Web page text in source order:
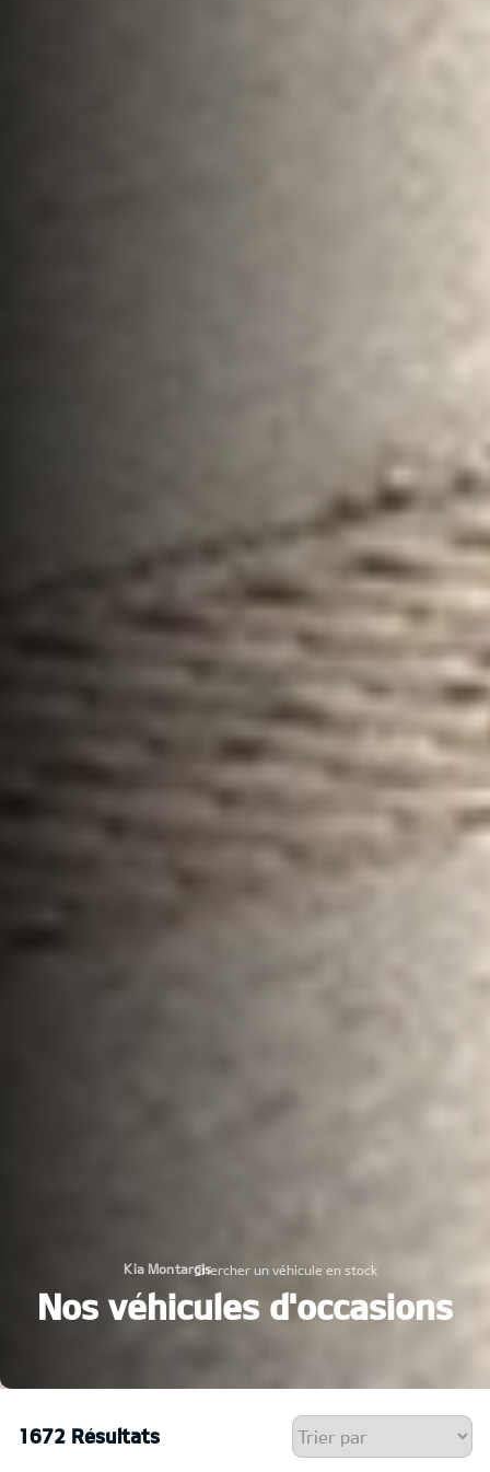
Kia Montargis
›
Chercher un véhicule en stock
Nos véhicules d'occasions
1672 Résultats